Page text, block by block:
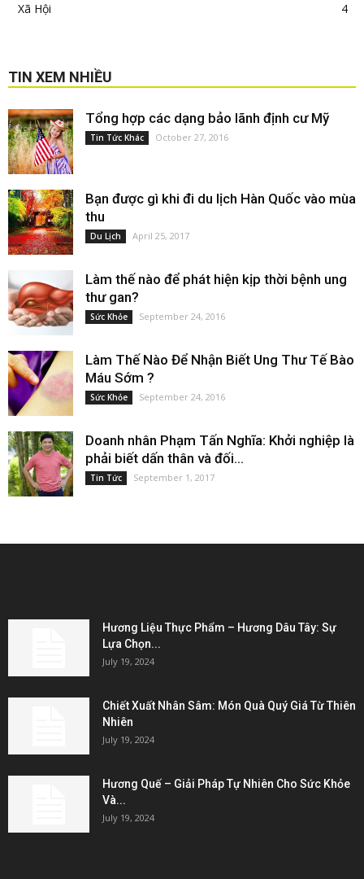
Xã Hội
4
TIN XEM NHIỀU
Tổng hợp các dạng bảo lãnh định cư Mỹ
Tin Tức Khác October 27, 2016
Bạn được gì khi đi du lịch Hàn Quốc vào mùa
thu
Du Lịch April 25, 2017
Làm thế nào để phát hiện kịp thời bệnh ung
thư gan?
Sức Khỏe September 24, 2016
Làm Thế Nào Để Nhận Biết Ung Thư Tế Bào
Máu Sớm ?
Sức Khỏe September 24, 2016
Doanh nhân Phạm Tấn Nghĩa: Khởi nghiệp là
phải biết dấn thân và đối...
Tin Tức September 1, 2017
Hương Liệu Thực Phẩm – Hương Dâu Tây: Sự
Lựa Chọn...
July 19, 2024
Chiết Xuất Nhân Sâm: Món Quà Quý Giá Từ Thiên
Nhiên
July 19, 2024
Hương Quế – Giải Pháp Tự Nhiên Cho Sức Khỏe
Và...
July 19, 2024